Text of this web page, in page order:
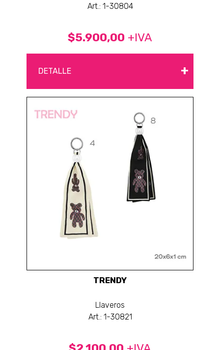
Art.: 1-30804
$5.900,00 +IVA
DETALLE +
TRENDY
Llaveros
Art.: 1-30821